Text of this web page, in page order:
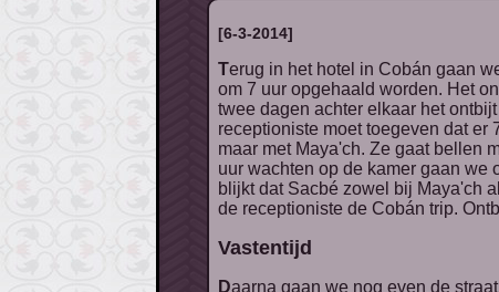
[6-3-2014]
Terug in het hotel in Cobán gaan we even navraag doen voor de trip van morgen naar Semuc Champey. Op onze voucher staat dat we
om 7 uur opgehaald worden. Het
twee dagen achter elkaar het
receptioniste moet toegeven dat er
maar met Maya'ch. Ze gaat bellen
uur wachten op de kamer gaan we
blijkt dat Sacbé zowel bij Maya'ch
de receptioniste de Cobán trip.
Vastentijd
Daarna gaan we nog even de straat op om de kathedraal op het plein van binnen te bekijken. De kerk is van binnen simpel, maar